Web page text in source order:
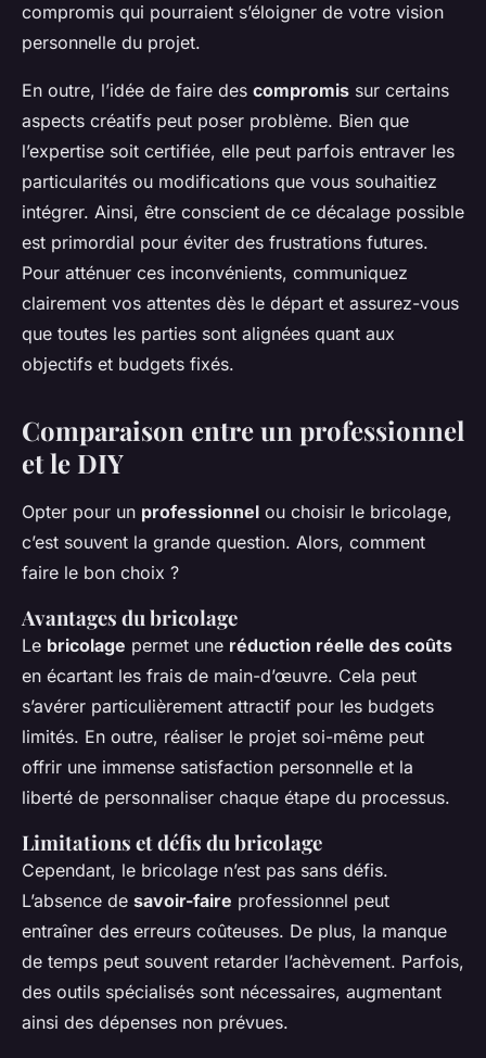
compromis qui pourraient s’éloigner de votre vision
personnelle du projet.
En outre, l’idée de faire des compromis sur certains
aspects créatifs peut poser problème. Bien que
l’expertise soit certifiée, elle peut parfois entraver les
particularités ou modifications que vous souhaitiez
intégrer. Ainsi, être conscient de ce décalage possible
est primordial pour éviter des frustrations futures.
Pour atténuer ces inconvénients, communiquez
clairement vos attentes dès le départ et assurez-vous
que toutes les parties sont alignées quant aux
objectifs et budgets fixés.
Comparaison entre un professionnel
et le DIY
Opter pour un professionnel ou choisir le bricolage,
c’est souvent la grande question. Alors, comment
faire le bon choix ?
Avantages du bricolage
Le bricolage permet une réduction réelle des coûts
en écartant les frais de main-d’œuvre. Cela peut
s’avérer particulièrement attractif pour les budgets
limités. En outre, réaliser le projet soi-même peut
offrir une immense satisfaction personnelle et la
liberté de personnaliser chaque étape du processus.
Limitations et défis du bricolage
Cependant, le bricolage n’est pas sans défis.
L’absence de savoir-faire professionnel peut
entraîner des erreurs coûteuses. De plus, la manque
de temps peut souvent retarder l’achèvement. Parfois,
des outils spécialisés sont nécessaires, augmentant
ainsi des dépenses non prévues.